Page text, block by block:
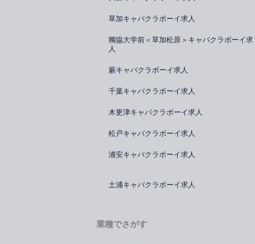
草加キャバクラボーイ求人
獨協大学前＜草加松原＞キャバクラボーイ求
人
蕨キャバクラボーイ求人
千葉キャバクラボーイ求人
木更津キャバクラボーイ求人
松戸キャバクラボーイ求人
浦安キャバクラボーイ求人
土浦キャバクラボーイ求人
業種でさがす